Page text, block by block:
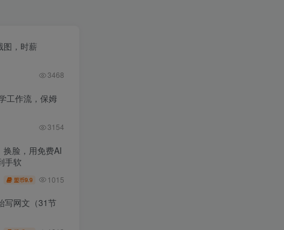
图，时薪
3468
工作流，保姆
3154
脸，用免费AI
手软
盟币9.9 1015
写网文（31节